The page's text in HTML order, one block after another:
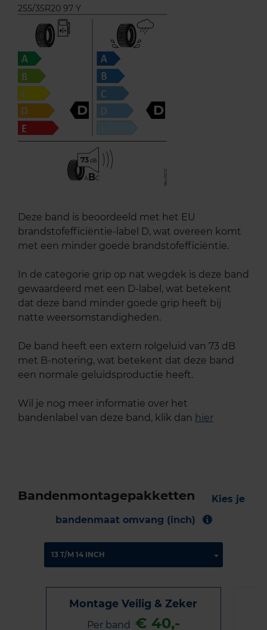
255/35R20 97 Y
D D
73
ABC
Deze band is beoordeeld met het EU
brandstofefficiëntie-label D, wat overeen komt
met een minder goede brandstofefficiëntie.
In de categorie grip op nat wegdek is deze band
gewaardeerd met een D-label, wat betekent
dat deze band minder goede grip heeft bij
natte weersomstandigheden.
De band heeft een extern rolgeluid van 73 dB
met B-notering, wat betekent dat deze band
een normale geluidsproductie heeft.
Wil je nog meer informatie over het
bandenlabel van deze band, klik dan hier
Bandenmontagepakketten
Kies je
bandenmaat omvang (inch)
Montage Veilig & Zeker
Per band € 40,-